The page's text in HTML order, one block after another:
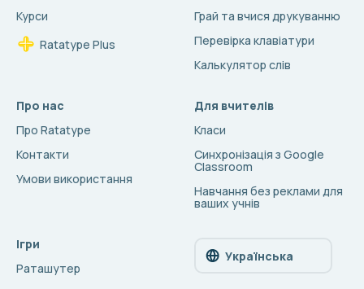
Курси
Ratatype Plus
Грай та вчися друкуванню
Перевірка клавіатури
Калькулятор слів
Про нас
Про Ratatype
Контакти
Умови використання
Для вчителів
Класи
Синхронізація з Google
Classroom
Навчання без реклами для
ваших учнів
Ігри
Раташутер
Українська